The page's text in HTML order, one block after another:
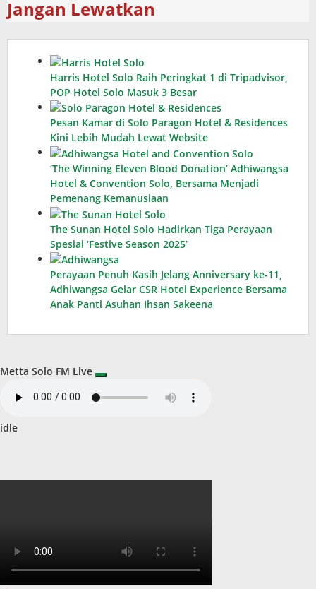
Jangan Lewatkan
Harris Hotel Solo Raih Peringkat 1 di Tripadvisor,
POP Hotel Solo Masuk 3 Besar
Pesan Kamar di Solo Paragon Hotel & Residences
Kini Lebih Mudah Lewat Website
‘The Winning Eleven Blood Donation’ Adhiwangsa
Hotel & Convention Solo, Bersama Menjadi
Pemenang Kemanusiaan
The Sunan Hotel Solo Hadirkan Tiga Perayaan
Spesial ‘Festive Season 2025’
Perayaan Penuh Kasih Jelang Anniversary ke-11,
Adhiwangsa Gelar CSR Hotel Experience Bersama
Anak Panti Asuhan Ihsan Sakeena
Metta Solo FM Live
idle